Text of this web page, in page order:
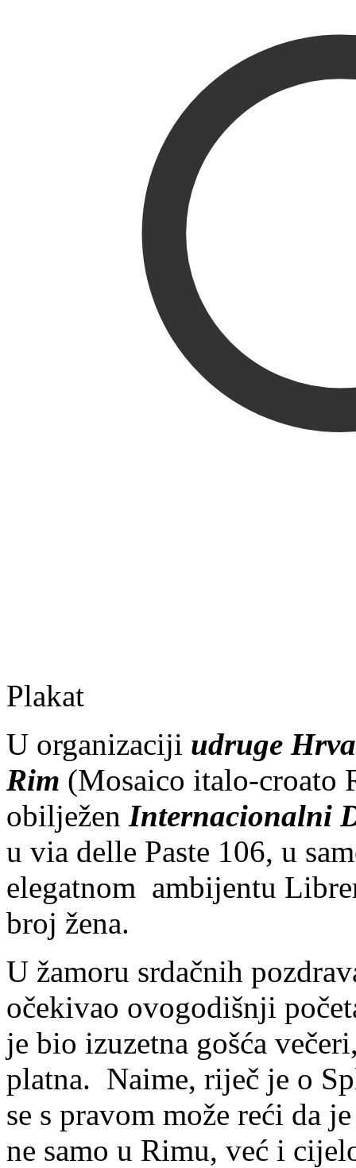
Plakat
U organizaciji udruge
Rim (Mosaico italo-croato
obilježen Internacionalni
u via delle Paste 106, u
elegatnom ambijentu
broj žena.
U žamoru srdačnih
očekivao ovogodišnji
je bio izuzetna gošća
platna. Naime, riječ je o
se s pravom može reći da
ne samo u Rimu, već i